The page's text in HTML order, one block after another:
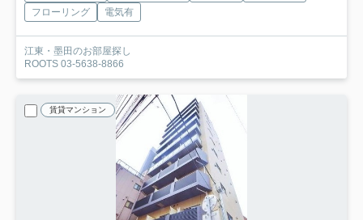
フローリング
電気有
江東・墨田のお部屋探し
ROOTS 03-5638-8866
賃貸マンション